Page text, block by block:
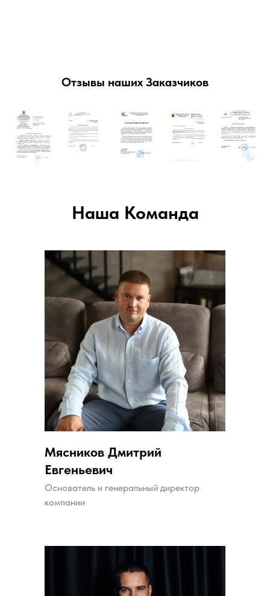
Отзывы наших Заказчиков
Наша Команда
Мясников Дмитрий
Евгеньевич
Основатель и генеральный директор
компании